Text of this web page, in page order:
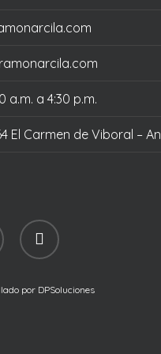
com
com
a.m. a 4:30 p.m.
El Carmen de Viboral –
instagram
por DPSoluciones